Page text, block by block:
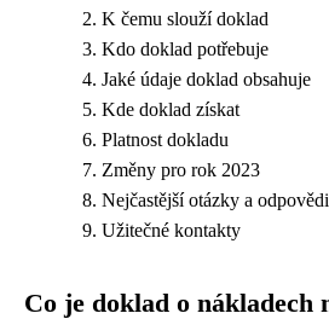
K čemu slouží doklad
Kdo doklad potřebuje
Jaké údaje doklad obsahuje
Kde doklad získat
Platnost dokladu
Změny pro rok 2023
Nejčastější otázky a odpovědi
Užitečné kontakty
Co je doklad o nákladech